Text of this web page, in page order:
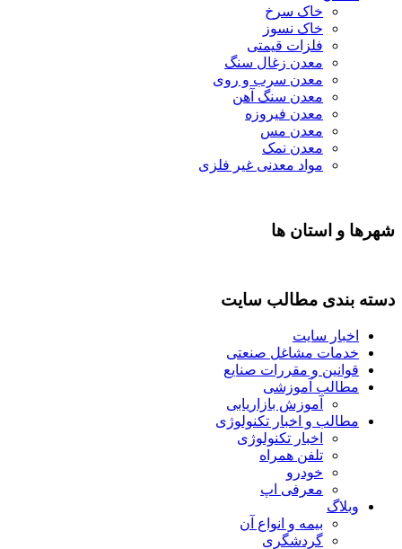
خاک سرخ
خاک نسوز
فلزات قیمتی
معدن زغال سنگ
معدن سرب و روی
معدن سنگ آهن
معدن فیروزه
معدن مس
معدن نمک
مواد معدنی غیر فلزی
شهرها و استان ها
دسته بندی مطالب سایت
اخبار سایت
خدمات مشاغل صنعتی
قوانین و مقررات صنایع
مطالب آموزشی
آموزش بازاریابی
مطالب و اخبار تکنولوژی
اخبار تکنولوژی
تلفن همراه
خودرو
معرفی اپ
وبلاگ
بیمه و انواع آن
گردشگری